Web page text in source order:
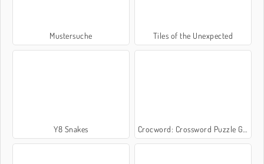
Mustersuche Tiles of the Unexpected
Y8 Snakes Crocword: Crossword Puzzle Game